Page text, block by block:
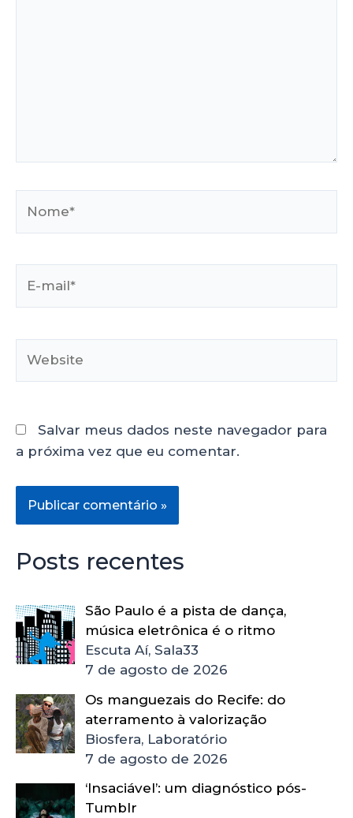
Salvar meus dados neste navegador para
a próxima vez que eu comentar.
Posts recentes
São Paulo é a pista de dança,
música eletrônica é o ritmo
Escuta Aí, Sala33
7 de agosto de 2026
Os manguezais do Recife: do
aterramento à valorização
Biosfera, Laboratório
7 de agosto de 2026
‘Insaciável’: um diagnóstico pós-
Tumblr